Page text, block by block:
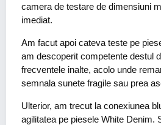
camera de testare de dimensiuni
imediat.
Am facut apoi cateva teste pe
am descoperit competente destul
frecventele inalte, acolo unde
semnala sunete fragile sau prea
Ulterior, am trecut la conexiunea
agilitatea pe piesele White Denim.